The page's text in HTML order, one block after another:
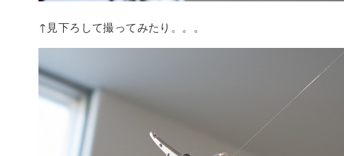
↑見下ろして撮ってみたり。。。